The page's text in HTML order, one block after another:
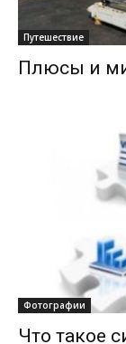
Путешествие
Плюсы и
Фотографии
Что такое